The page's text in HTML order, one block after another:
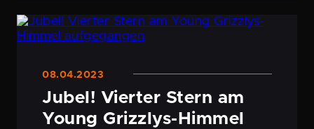
08.04.2023
Jubel! Vierter Stern am
Young Grizzlys-Himmel